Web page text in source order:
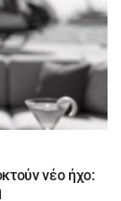
νέο ήχο: